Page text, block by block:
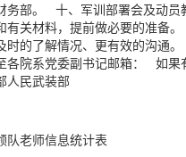
部。
十、军训部署会及动员
关材料，提前做必要的准备。
的了解情况、更有效的沟通。
院系党委副书记邮箱：
如果
人民武装部
队老师信息统计表